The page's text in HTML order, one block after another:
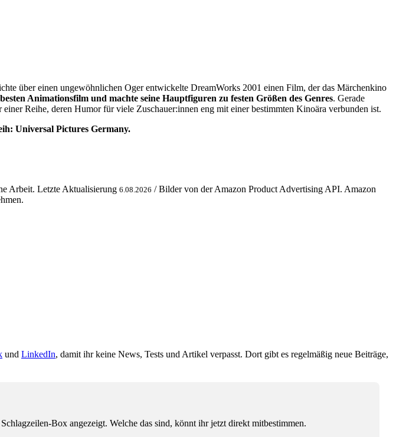
über einen ungewöhnlichen Oger entwickelte DreamWorks 2001 einen Film, der das Märchenkino
Animationsfilm und machte seine Hauptfiguren zu festen Größen des Genres. Gerade
Reihe, deren Humor für viele Zuschauer:innen eng mit einer bestimmten Kinoära verbunden ist.
Universal Pictures Germany.
Arbeit. Letzte Aktualisierung 6.08.2026 / Bilder von der Amazon Product Advertising API. Amazon
und LinkedIn, damit ihr keine News, Tests und Artikel verpasst. Dort gibt es regelmäßig neue Beiträge,
Box angezeigt. Welche das sind, könnt ihr jetzt direkt mitbestimmen.